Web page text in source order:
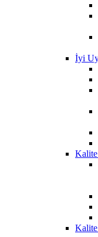
İyi
Kalite
Kalite